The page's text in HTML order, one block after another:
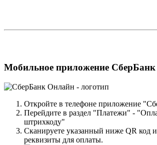
Мобильное приложение
Откройте в телефоне приложение
Перейдите в раздел "Платежи" -
штрихкоду"
Сканируете указанный ниже QR код
реквизиты для оплаты.